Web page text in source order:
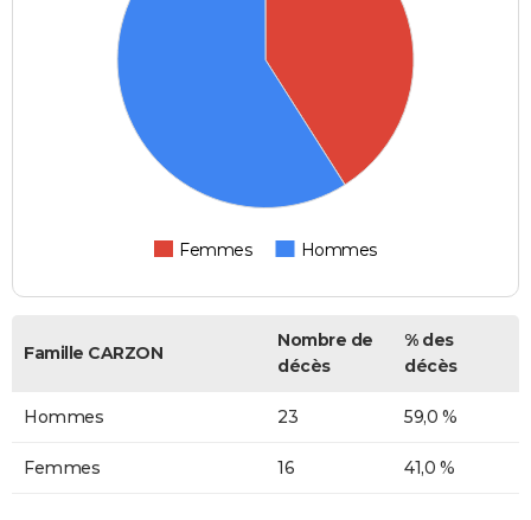
Femmes Hommes
Famille CARZON
Nombre de
décès
% des
décès
Hommes 23 59,0 %
Femmes 16 41,0 %